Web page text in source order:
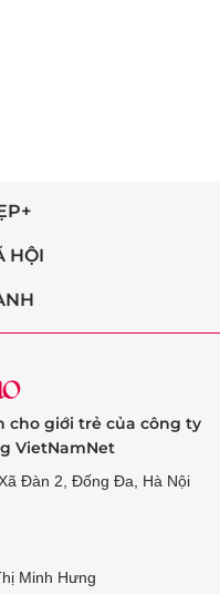
HỘI
cho giới trẻ của công ty
VietNamNet
Đàn 2, Đống Đa, Hà Nội
Minh Hưng